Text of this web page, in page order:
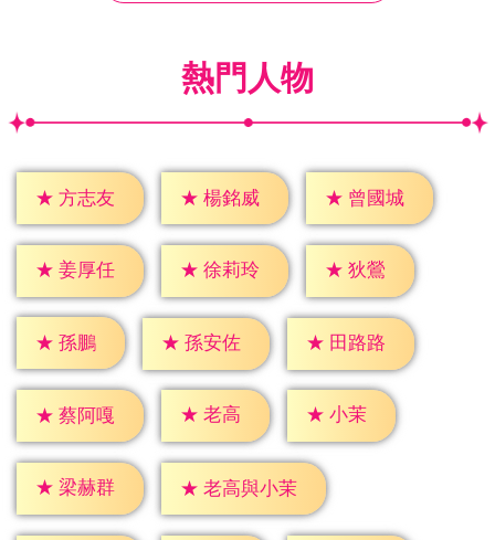
熱門人物
★ 方志友 ★ 楊銘威 ★ 曾國城
★ 姜厚任 ★ 徐莉玲 ★ 狄鶯
★ 孫鵬 ★ 孫安佐 ★ 田路路
★ 蔡阿嘎 ★ 老高 ★ 小茉
★ 梁赫群 ★ 老高與小茉